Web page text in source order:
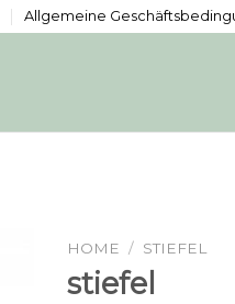
Allgemeine
HOME / STIEFEL
stiefel